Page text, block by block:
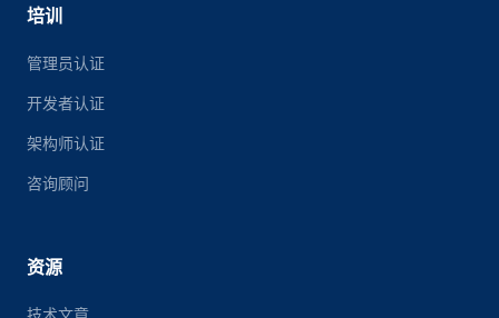
培训
管理员认证
开发者认证
架构师认证
咨询顾问
资源